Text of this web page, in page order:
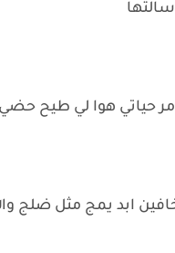
حياتي هوا لي طيح
ابد يمج مثل ضلج